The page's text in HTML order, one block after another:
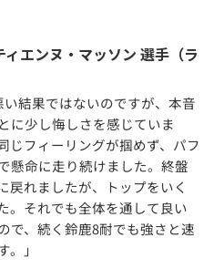
エンヌ・マッソン 選手（ラ
い結果ではないのですが、本音
に少し悔しさを感じていま
じフィーリングが掴めず、パフ
懸命に走り続けました。終盤
戻れましたが、トップをいく
。それでも全体を通して良い
で、続く鈴鹿8耐でも強さと速
」